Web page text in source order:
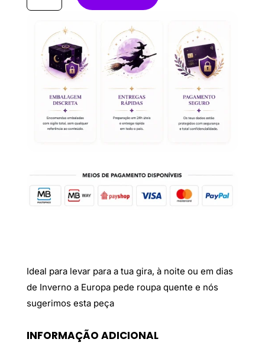
Branca
Polar
unisexo
Ideal para levar para a tua gira, à noite ou em dias
de Inverno a Europa pede roupa quente e nós
sugerimos esta peça
INFORMAÇÃO ADICIONAL